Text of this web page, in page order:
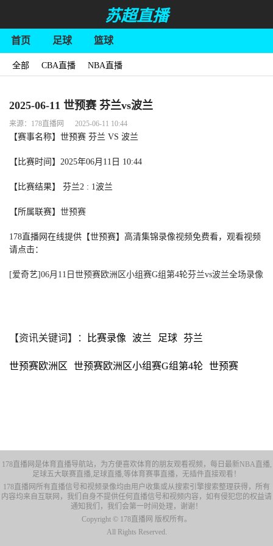
苏超直播
首页 足球 篮球
全部 CBA直播 NBA直播
2025-06-11 世预赛 芬兰vs波兰
来源：178直播网 2025-06-11 10:44
【赛事名称】世预赛 芬兰 VS 波兰
【比赛时间】2025年06月11日 10:44
【比赛结果】 芬兰2 : 1波兰
【所属联赛】 世预赛
178直播网在线提供【世预赛】高清集锦录像视频免费看，观看视频
请点击：
[爱奇艺]06月11日世预赛欧洲区小组赛G组第4轮芬兰vs波兰全场录像
【资讯关键词】： 比赛录像 波兰 足球 芬兰
世预赛欧洲区 世预赛欧洲区小组赛G组第4轮 世预赛
178直播网是体育直播导航站，为方便喜欢体育的朋友观看视频，每日最新NBA直播,
足球五大联赛直播,足球直播,等体育赛事直播，无插件直接观看！
178直播网所有直播信号和视频录像均由用户收集或从搜索引擎搜索整理获得，所有
内容均来自互联网，我们自身不提供任何直播信号和视频内容，如有侵犯您的权益请
通知我们，我们会第一时间处理，谢谢！
Copyright © 178直播网 版权所有。
All Rights Reserved.